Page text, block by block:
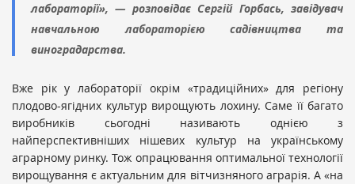
лабораторії», — розповідає Сергій Горбась, завідувач
навчальною лабораторією садівництва та
виноградарства.
Вже рік у лабораторії окрім «традиційних» для регіону
плодово-ягідних культур вирощують лохину. Саме її багато
виробників сьогодні називають однією з
найперспективніших нішевих культур на українському
аграрному ринку. Тож опрацювання оптимальної технології
вирощування є актуальним для вітчизняного аграрія. А «на